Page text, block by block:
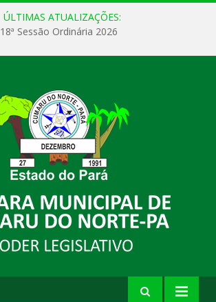
ÚLTIMAS ATUALIZAÇÕES:
18ª Sessão Ordinária 2026